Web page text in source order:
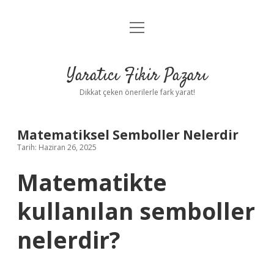
Anasayfa
Yasal Uyarı
menüyü
Yaratıcı Fikir Pazarı
Dikkat çeken önerilerle fark yarat!
Matematiksel Semboller Nelerdir
Tarih: Haziran 26, 2025
Matematikte
kullanılan semboller
nelerdir?